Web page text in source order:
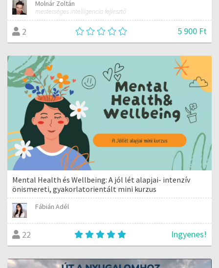
Molnár Zoltán
mesterséges intelligencia fejlesztő
2 5 900 Ft
Mental Health és Wellbeing: A jól lét alapjai- intenzív
önismereti, gyakorlatorientált mini kurzus
Fábián Adél
22 Ingyenes!